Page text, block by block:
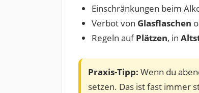
Einschränkungen beim
Verbot von Glasflaschen
Regeln aufPlätzen, in
Praxis-Tipp: Wenn du
setzen. Das ist fast immer